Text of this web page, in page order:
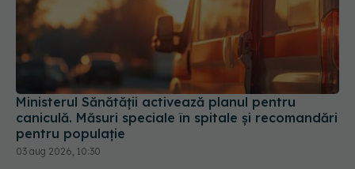
Ministerul Sănătății activează planul pentru
caniculă. Măsuri speciale în spitale și recomandări
pentru populație
03 aug 2026, 10:30